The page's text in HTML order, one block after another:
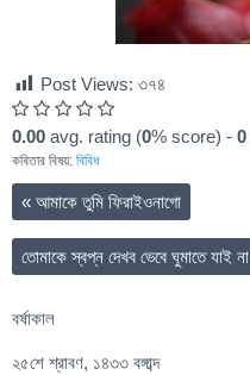
Post Views: ৩৭৪
0.00 avg. rating (0% score) - 0
কবিতার বিষয়: বিবিধ
« আমাকে তুমি ফিরাইওনাগো
তোমাকে স্বপ্ন দেখব ভেবে ঘুমাতে যাই না
বর্ষাকাল
২৫শে শ্রাবণ, ১৪৩৩ বঙ্গাব্দ